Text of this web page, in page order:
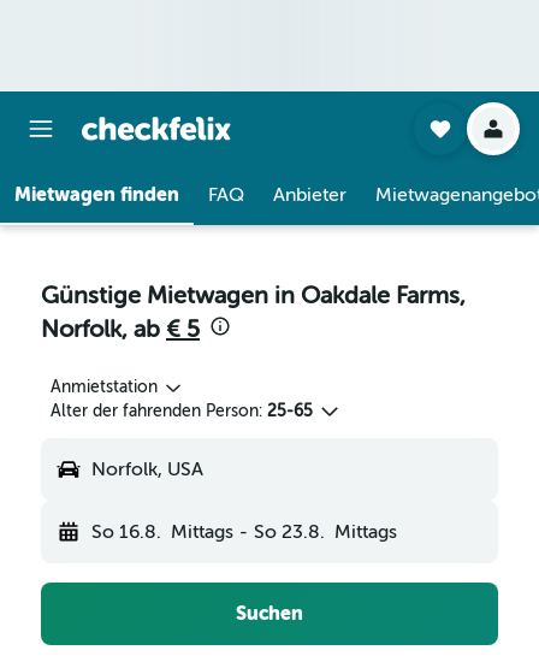
Mietwagen finden FAQ Anbieter
Günstige Mietwagen in Oakdale Farms,
Norfolk, ab € 5
Anmietstation
Alter der fahrenden Person: 25-65
Norfolk, USA
So 16.8. Mittags - So 23.8. Mittags
Suchen